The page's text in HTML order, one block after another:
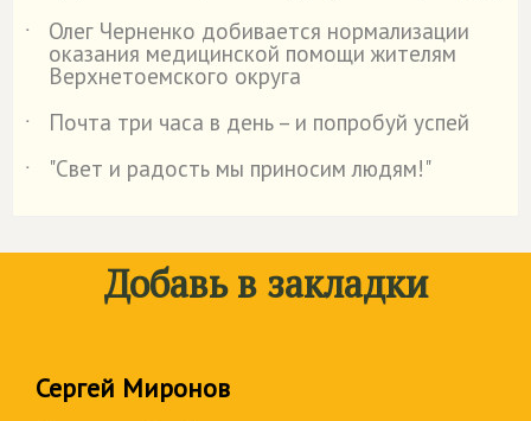
˙
Олег Черненко добивается нормализации
оказания медицинской помощи жителям
Верхнетоемского округа
˙
Почта три часа в день – и попробуй успей
˙
"Свет и радость мы приносим людям!"
Добавь в закладки
Сергей Миронов